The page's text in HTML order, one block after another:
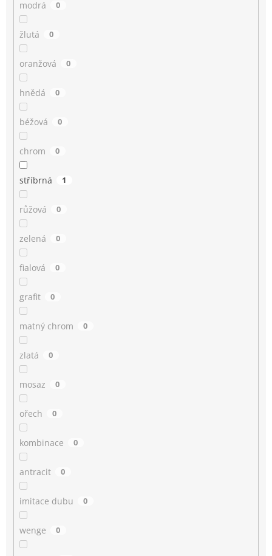
modrá 0
žlutá 0
oranžová 0
hnědá 0
béžová 0
chrom 0
stříbrná 1
růžová 0
zelená 0
fialová 0
grafit 0
matný chrom 0
zlatá 0
mosaz 0
ořech 0
kombinace 0
antracit 0
imitace dubu 0
wenge 0